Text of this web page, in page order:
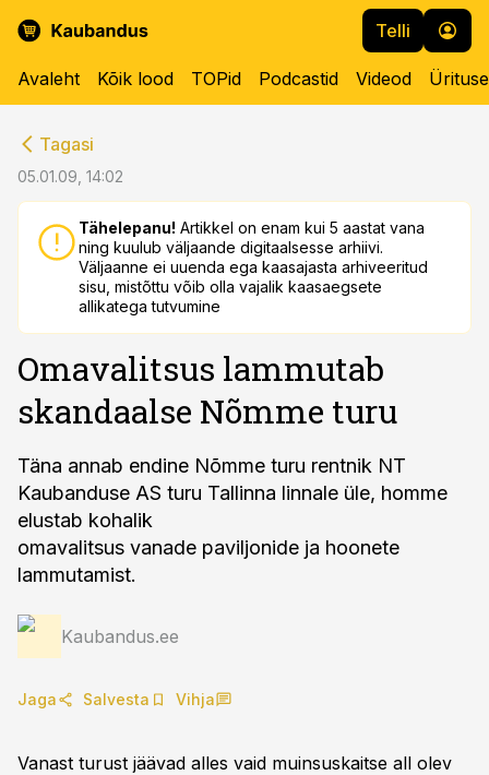
Telli
Avaleht Kõik lood TOPid Podcastid Videod
Tagasi
05.01.09, 14:02
Tähelepanu! Artikkel on enam kui 5 aastat vana
ning kuulub väljaande digitaalsesse arhiivi.
Väljaanne ei uuenda ega kaasajasta arhiveeritud
sisu, mistõttu võib olla vajalik kaasaegsete
allikatega tutvumine
Omavalitsus lammutab
skandaalse Nõmme turu
Täna annab endine Nõmme turu rentnik NT
Kaubanduse AS turu Tallinna linnale üle, homme
elustab kohalik
omavalitsus vanade paviljonide ja hoonete
lammutamist.
Kaubandus.ee
Jaga Salvesta Vihja
Vanast turust jäävad alles vaid muinsuskaitse all olev